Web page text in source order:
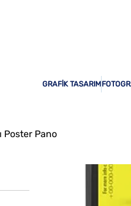
GRAFİK TASARIM
Poster Pano